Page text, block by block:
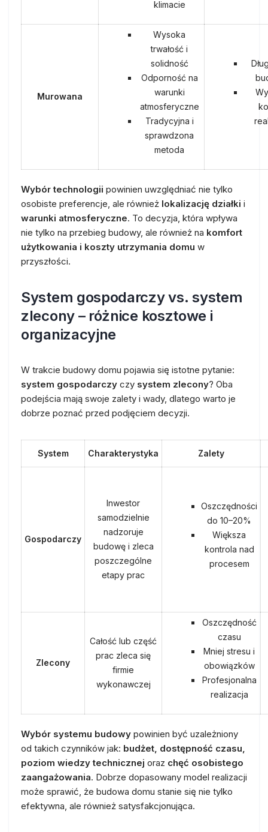
klimacie
Murowana
Wysoka
trwałość i
solidność
Odporność na
warunki
atmosferyczne
Tradycyjna i
sprawdzona
metoda
Wybór technologii powinien uwzględniać nie tylko
osobiste preferencje, ale również lokalizację działki i
warunki atmosferyczne. To decyzja, która wpływa
nie tylko na przebieg budowy, ale również na komfort
użytkowania i koszty utrzymania domu w
przyszłości.
System gospodarczy vs. system
zlecony – różnice kosztowe i
organizacyjne
W trakcie budowy domu pojawia się istotne pytanie:
system gospodarczy czy system zlecony? Oba
podejścia mają swoje zalety i wady, dlatego warto je
dobrze poznać przed podjęciem decyzji.
System Charakterystyka Zalety
Gospodarczy
Inwestor
samodzielnie
nadzoruje
budowę i zleca
poszczególne
etapy prac
Oszczędności
do 10–20%
Większa
kontrola nad
procesem
Zlecony
Całość lub część
prac zleca się
firmie
wykonawczej
Oszczędność
czasu
Mniej stresu i
obowiązków
Profesjonalna
realizacja
Wybór systemu budowy powinien być uzależniony
od takich czynników jak: budżet, dostępność czasu,
poziom wiedzy technicznej oraz chęć osobistego
zaangażowania. Dobrze dopasowany model realizacji
może sprawić, że budowa domu stanie się nie tylko
efektywna, ale również satysfakcjonująca.